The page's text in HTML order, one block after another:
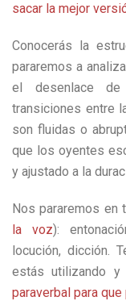
sacar la mejor
Conocerás la
pararemos a
el desenlace
transiciones entre
son fluidas o
que los oyentes
y ajustado a la
Nos pararemos en
la voz):
locución, dicción.
estás utilizando
paraverbal para